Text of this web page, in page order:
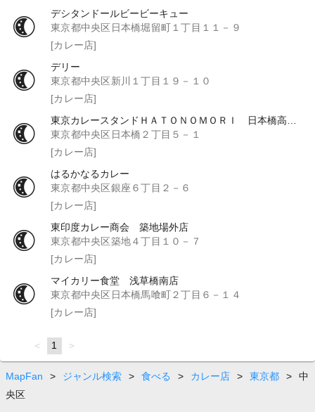
デシタンドールビービーキュー
東京都中央区日本橋堀留町１丁目１１－９
[カレー店]
デリー
東京都中央区新川１丁目１９－１０
[カレー店]
東京カレースタンドＨＡＴＯＮＯＭＯＲＩ 日本橋高島屋Ｓ．Ｃ．店
東京都中央区日本橋２丁目５－１
[カレー店]
はるかなるカレー
東京都中央区銀座６丁目２－６
[カレー店]
東印度カレー商会 築地場外店
東京都中央区築地４丁目１０－７
[カレー店]
マイカリー食堂 浅草橋南店
東京都中央区日本橋馬喰町２丁目６－１４
[カレー店]
page
You're
on
page
1 page
MapFan > ジャンル検索 > 食べる > カレー店 > 東京都 >
中
央区